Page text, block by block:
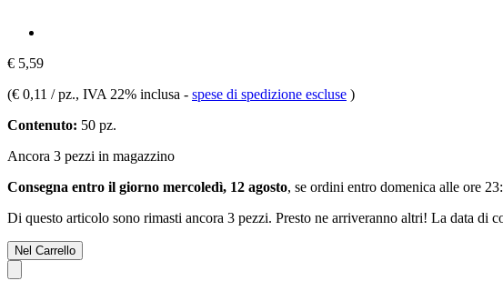
€ 5,59
(€ 0,11 / pz., IVA 22% inclusa - spese di spedizione escluse )
Contenuto: 50 pz.
Ancora 3 pezzi in magazzino
Consegna entro il giorno mercoledì, 12 agosto, se ordini entro domenica alle ore
Di questo articolo sono rimasti ancora 3 pezzi. Presto ne arriveranno altri! La data di
Nel Carrello